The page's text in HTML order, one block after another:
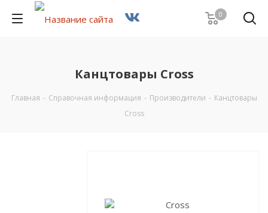
0
Канцтовары Cross
Главная - Справочная информация - Производители - Канцтовары
Cross